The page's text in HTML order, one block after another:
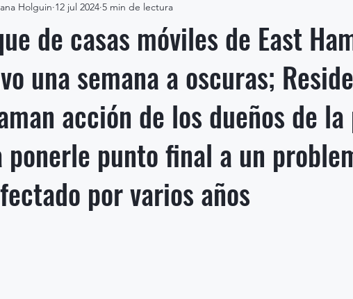
Informativo Comunicado de Prensa
de casas móviles de East
una semana a oscuras;
acción de los dueños de
ponerle punto final a un
por varios años
Holguin 12 jul 2024 5 min de lectura